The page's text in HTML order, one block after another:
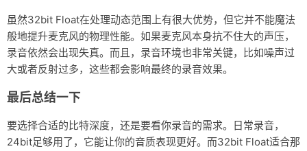
虽然32bit Float在处理动态范围上有很大优势，但它并不能魔法
般地提升麦克风的物理性能。如果麦克风本身抗不住大的声压，
录音依然会出现失真。而且，录音环境也非常关键，比如噪声过
大或者反射过多，这些都会影响最终的录音效果。
最后总结一下
要选择合适的比特深度，还是要看你录音的需求。日常录音，
24bit足够用了，它能让你的音质表现更好。而32bit Float适合那